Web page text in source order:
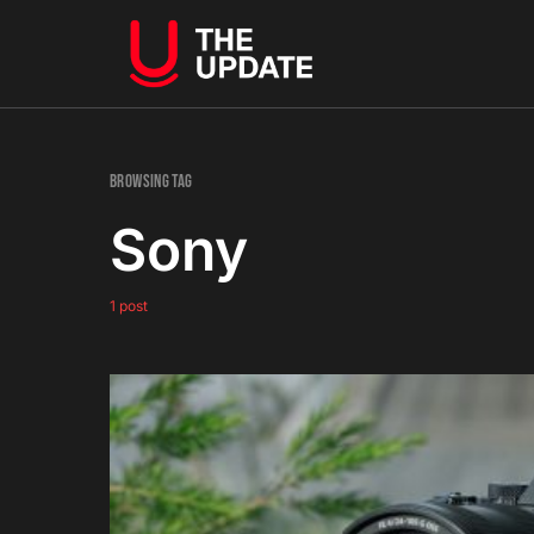
Browsing Tag
Sony
1 post